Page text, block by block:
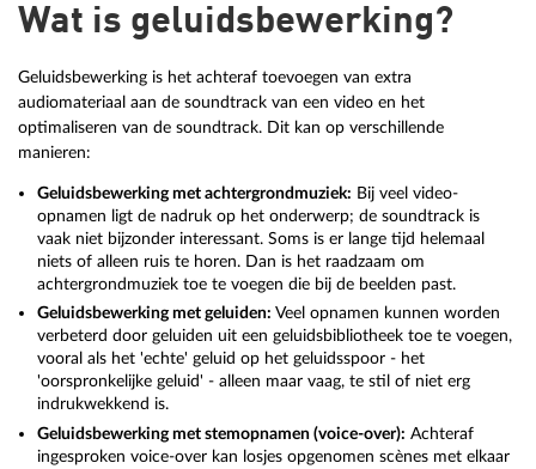
Wat is geluidsbewerking?
Geluidsbewerking is het achteraf toevoegen van extra
audiomateriaal aan de soundtrack van een video en het
optimaliseren van de soundtrack. Dit kan op verschillende
manieren:
Geluidsbewerking met achtergrondmuziek: Bij veel video-
opnamen ligt de nadruk op het onderwerp; de soundtrack is
vaak niet bijzonder interessant. Soms is er lange tijd helemaal
niets of alleen ruis te horen. Dan is het raadzaam om
achtergrondmuziek toe te voegen die bij de beelden past.
Geluidsbewerking met geluiden: Veel opnamen kunnen worden
verbeterd door geluiden uit een geluidsbibliotheek toe te voegen,
vooral als het 'echte' geluid op het geluidsspoor - het
'oorspronkelijke geluid' - alleen maar vaag, te stil of niet erg
indrukwekkend is.
Geluidsbewerking met stemopnamen (voice-over): Achteraf
ingesproken voice-over kan losjes opgenomen scènes met elkaar